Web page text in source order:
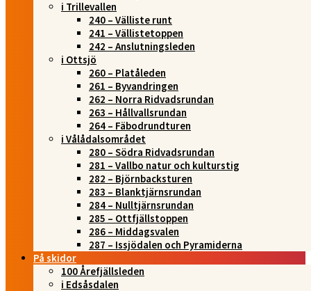
i Trillevallen
240 – Välliste runt
241 – Vällistetoppen
242 – Anslutningsleden
i Ottsjö
260 – Platåleden
261 – Byvandringen
262 – Norra Ridvadsrundan
263 – Hållvallsrundan
264 – Fäbodrundturen
i Vålådalsområdet
280 – Södra Ridvadsrundan
281 – Vallbo natur och kulturstig
282 – Björnbacksturen
283 – Blanktjärnsrundan
284 – Nulltjärnsrundan
285 – Ottfjällstoppen
286 – Middagsvalen
287 – Issjödalen och Pyramiderna
På skidor
100 Årefjällsleden
i Edsåsdalen